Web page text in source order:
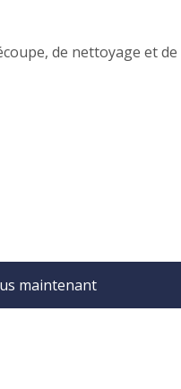
de nettoyage et
maintenant